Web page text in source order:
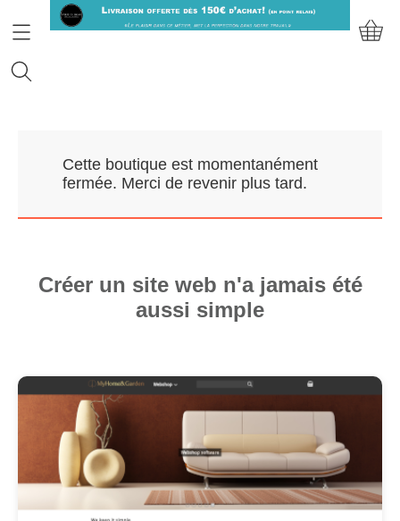
Prendre RDV
Nos Marques
Contact
E-Boutique
Les Promos!
Cette boutique est momentanément
fermée. Merci de revenir plus tard.
Créer un site web n'a jamais été
aussi simple